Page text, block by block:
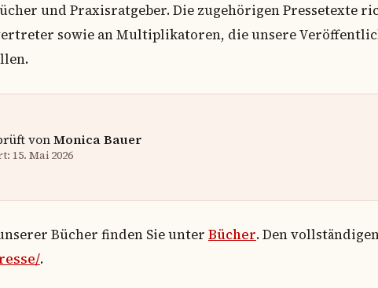
und Praxisratgeber. Die zugehörigen Pressetexte
sowie an Multiplikatoren, die unsere
vonMonica Bauer
15. Mai 2026
Bücher finden Sie unter Bücher. Den
.